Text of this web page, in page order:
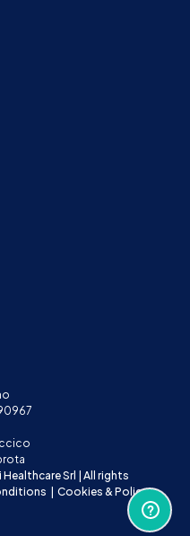
Srl | All rights
| Cookies & Policy